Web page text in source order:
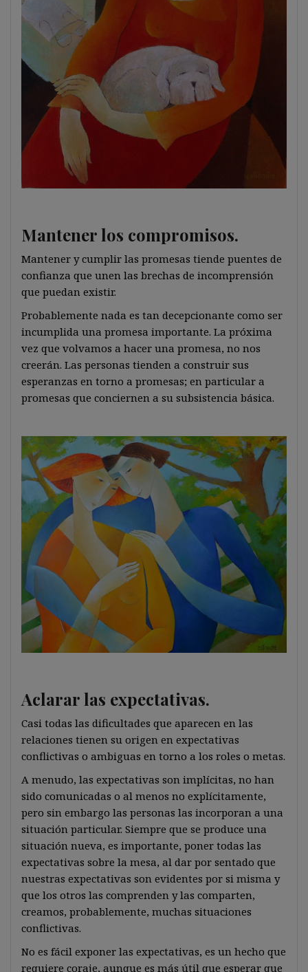
Mantener los compromisos.
Mantener y cumplir las promesas tiende puentes de
confianza que unen las brechas de incomprensión
que puedan existir.
Probablemente nada es tan decepcionante como ser
incumplida una promesa importante. La próxima
vez que volvamos a hacer una promesa, no nos
creerán. Las personas tienden a construir sus
esperanzas en torno a promesas; en particular a
promesas que conciernen a su subsistencia básica.
Aclarar las expectativas.
Casi todas las dificultades que aparecen en las
relaciones tienen su origen en expectativas
conflictivas o ambiguas en torno a los roles o metas.
A menudo, las expectativas son implícitas, no han
sido comunicadas o al menos no explícitamente,
pero sin embargo las personas las incorporan a una
situación particular. Siempre que se produce una
situación nueva, es importante, poner todas las
expectativas sobre la mesa, al dar por sentado que
nuestras expectativas son evidentes por si misma y
que los otros las comprenden y las comparten,
creamos, probablemente, muchas situaciones
conflictivas.
No es fácil exponer las expectativas, es un hecho que
requiere coraje, aunque es más útil que esperar que